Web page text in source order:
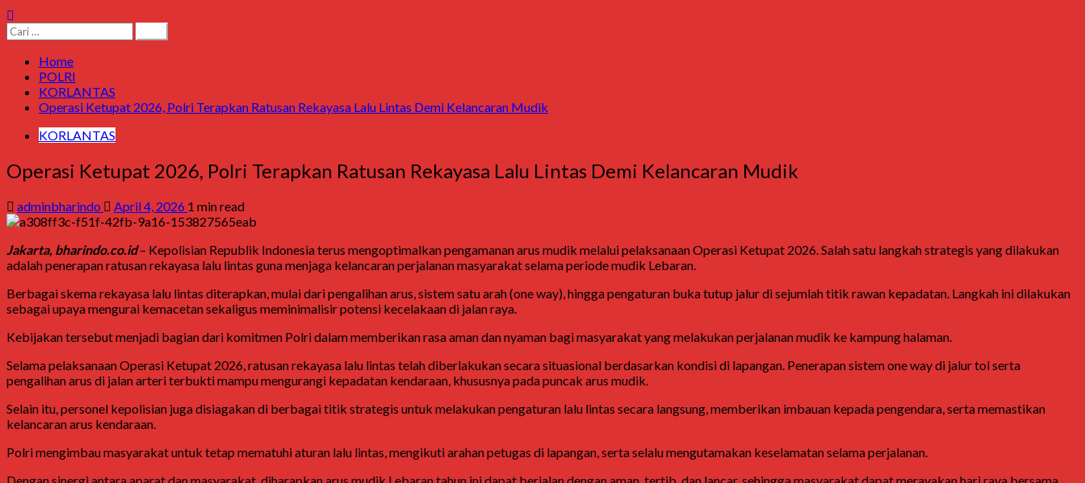
Cari
untuk:
Home
POLRI
KORLANTAS
Operasi Ketupat 2026, Polri Terapkan Ratusan Rekayasa Lalu Lintas Demi Kelancaran Mudik
KORLANTAS
Operasi Ketupat 2026, Polri Terapkan Ratusan Rekayasa Lalu Lintas Demi Kelancaran Mudik
adminbharindo April 4, 2026 1 min read
Jakarta, bharindo.co.id– Kepolisian Republik Indonesia terus mengoptimalkan pengamanan arus mudik melalui pelaksanaan Operasi Ketupat 2026. Salah satu langkah strategis yang dilakukan
adalah penerapan ratusan rekayasa lalu lintas guna menjaga kelancaran perjalanan masyarakat selama periode mudik Lebaran.
Berbagai skema rekayasa lalu lintas diterapkan, mulai dari pengalihan arus, sistem satu arah (one way), hingga pengaturan buka tutup jalur di sejumlah titik rawan kepadatan. Langkah ini dilakukan
sebagai upaya mengurai kemacetan sekaligus meminimalisir potensi kecelakaan di jalan raya.
Kebijakan tersebut menjadi bagian dari komitmen Polri dalam memberikan rasa aman dan nyaman bagi masyarakat yang melakukan perjalanan mudik ke kampung halaman.
Selama pelaksanaan Operasi Ketupat 2026, ratusan rekayasa lalu lintas telah diberlakukan secara situasional berdasarkan kondisi di lapangan. Penerapan sistem one way di jalur tol serta
pengalihan arus di jalan arteri terbukti mampu mengurangi kepadatan kendaraan, khususnya pada puncak arus mudik.
Selain itu, personel kepolisian juga disiagakan di berbagai titik strategis untuk melakukan pengaturan lalu lintas secara langsung, memberikan imbauan kepada pengendara, serta memastikan
kelancaran arus kendaraan.
Polri mengimbau masyarakat untuk tetap mematuhi aturan lalu lintas, mengikuti arahan petugas di lapangan, serta selalu mengutamakan keselamatan selama perjalanan.